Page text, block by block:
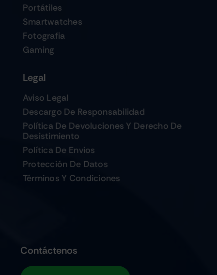
Portátiles
Smartwatches
Fotografia
Gaming
Legal
Aviso Legal
Descargo De Responsabilidad
Política De Devoluciones Y Derecho De
Desistimiento
Política De Envios
Protección De Datos
Términos Y Condiciones
Contáctenos